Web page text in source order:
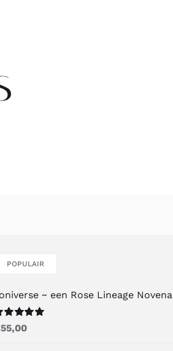
POPULAIR
~ een Rose Lineage Novena
uit 5
55,00